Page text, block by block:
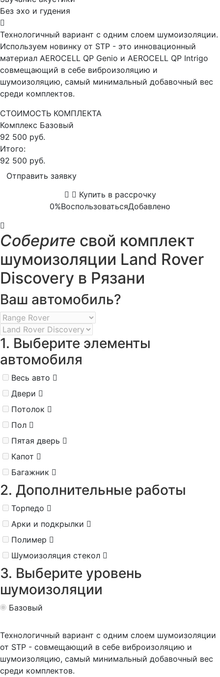
Без эхо и гудения
Технологичный вариант с одним слоем шумоизоляции.
Используем новинку от STP - это инновационный
материал AEROCELL QP Genio и AEROCELL QP Intrigo
совмещающий в себе виброизоляцию и
шумоизоляцию, самый минимальный добавочный вес
среди комплектов.
СТОИМОСТЬ КОМПЛЕКТА
Комплекс Базовый
92 500 руб.
Итого:
92 500 руб.
Отправить заявку
Купить в рассрочку
0%ВоспользоватьсяДобавлено
Соберите свой комплект
шумоизоляции Land Rover
Discovery в Рязани
Ваш автомобиль?
1. Выберите элементы
автомобиля
Весь авто
Двери
Потолок
Пол
Пятая дверь
Капот
Багажник
2. Дополнительные работы
Торпедо
Арки и подкрылки
Полимер
Шумоизоляция стекол
3. Выберите уровень
шумоизоляции
Базовый
Технологичный вариант с одним слоем шумоизоляции
от STP - совмещающий в себе виброизоляцию и
шумоизоляцию, самый минимальный добавочный вес
среди комплектов.